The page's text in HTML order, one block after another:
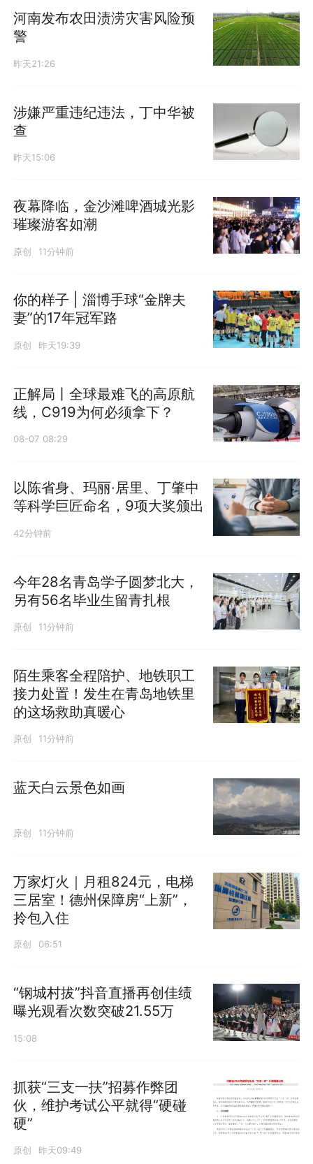
河南发布农田渍涝灾害风险预
警
昨天21:26
涉嫌严重违纪违法，丁中华被
查
昨天15:06
夜幕降临，金沙滩啤酒城光影
璀璨游客如潮
原创 11分钟前
你的样子 | 淄博手球“金牌夫
妻”的17年冠军路
原创 昨天19:39
正解局丨全球最难飞的高原航
线，C919为何必须拿下？
08-07 08:29
以陈省身、玛丽·居里、丁肇中
等科学巨匠命名，9项大奖颁出
42分钟前
今年28名青岛学子圆梦北大，
另有56名毕业生留青扎根
原创 11分钟前
陌生乘客全程陪护、地铁职工
接力处置！发生在青岛地铁里
的这场救助真暖心
原创 11分钟前
蓝天白云景色如画
原创 11分钟前
万家灯火｜月租824元，电梯
三居室！德州保障房“上新”，
拎包入住
原创 06:51
“钢城村拔”抖音直播再创佳绩
曝光观看次数突破21.55万
15:08
抓获“三支一扶”招募作弊团
伙，维护考试公平就得“硬碰
硬”
原创 昨天09:49